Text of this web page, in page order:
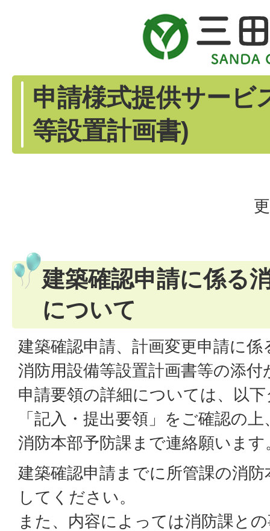
申請様式提供サービ
等設置計画書)
建築確認申請に係る
について
建築確認申請、計画変更申請に
消防用設備等設置計画書等の添付
申請要領の詳細については、以
「記入・提出要領」をご確認の
消防本部予防課まで連絡願います
建築確認申請までに所管課の消
してください。
また、内容によっては消防課と